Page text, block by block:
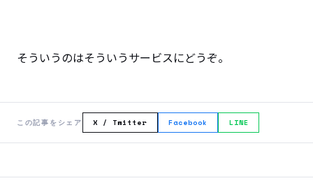
そういうのはそういうサービスにどうぞ。
この記事をシェア X / Twitter Facebook LINE